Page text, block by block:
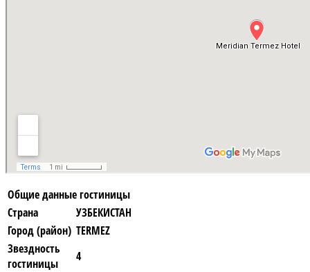
Общие данные гостиницы
Страна
УЗБЕКИСТАН
Город (район) TERMEZ
Звездность
гостиницы
4